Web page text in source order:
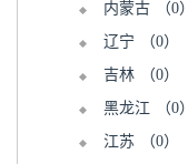
内蒙古
（0）
辽宁
（0）
吉林
（0）
黑龙江
（0）
江苏
（0）